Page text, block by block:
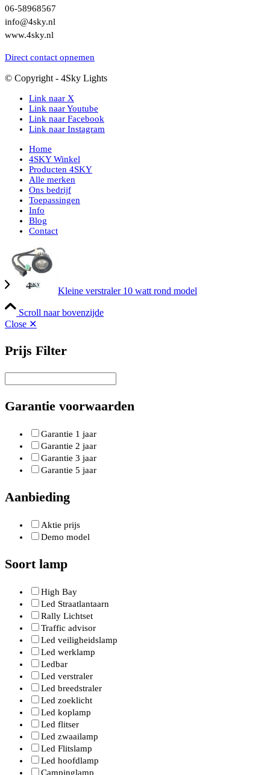
06-58968567
info@4sky.nl
www.4sky.nl
Direct contact opnemen
© Copyright - 4Sky Lights
Link naar X
Link naar Youtube
Link naar Facebook
Link naar Instagram
Home
4SKY Winkel
Producten 4SKY
Alle merken
Ons bedrijf
Toepassingen
Info
Blog
Contact
Kleine verstraler 10 watt rond model
Scroll naar bovenzijde
Close ✕
Prijs Filter
Garantie voorwaarden
Garantie 1 jaar
Garantie 2 jaar
Garantie 3 jaar
Garantie 5 jaar
Aanbieding
Aktie prijs
Demo model
Soort lamp
High Bay
Led Straatlantaarn
Rally Lichtset
Traffic advisor
Led veiligheidslamp
Led werklamp
Ledbar
Led verstraler
Led breedstraler
Led zoeklicht
Led koplamp
Led flitser
Led zwaailamp
Led Flitslamp
Led hoofdlamp
Campinglamp